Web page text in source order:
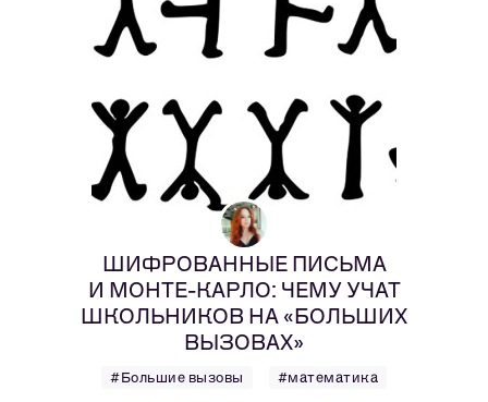
ШИФРОВАННЫЕ ПИСЬМА
И МОНТЕ-КАРЛО: ЧЕМУ УЧАТ
ШКОЛЬНИКОВ НА «БОЛЬШИХ
ВЫЗОВАХ»
#Большие вызовы #математика